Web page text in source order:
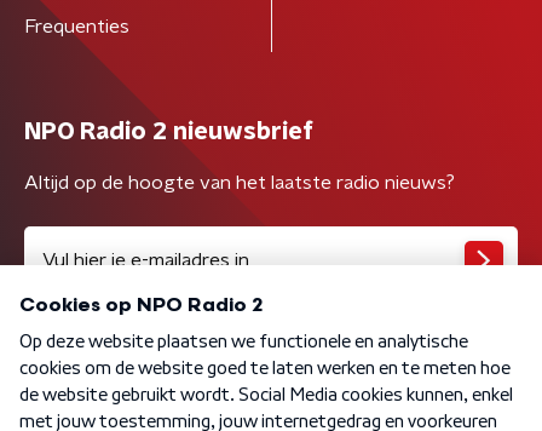
Frequenties
NPO Radio 2 nieuwsbrief
Altijd op de hoogte van het laatste radio nieuws?
Algemene voorwaarden